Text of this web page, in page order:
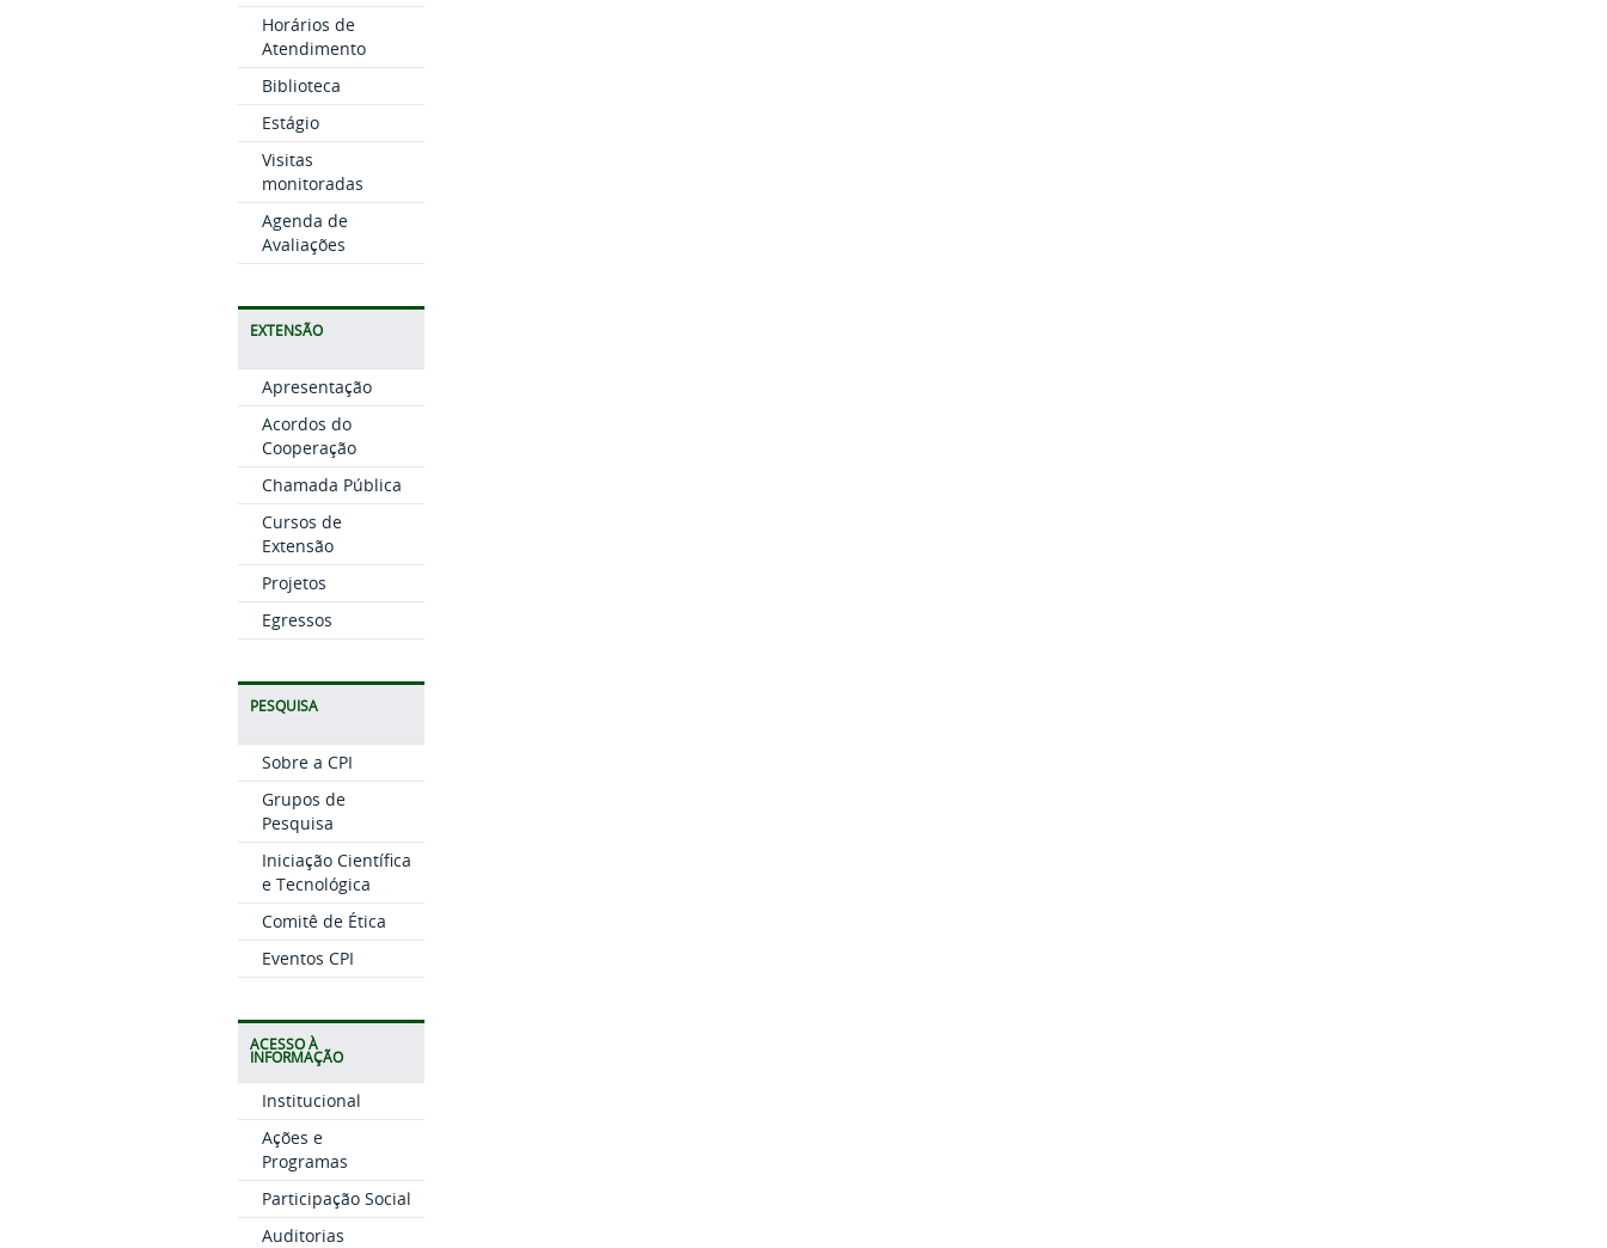
Horários de
Atendimento
Biblioteca
Estágio
Visitas
monitoradas
Agenda de
Avaliações
EXTENSÃO
Apresentação
Acordos do
Cooperação
Chamada Pública
Cursos de
Extensão
Projetos
Egressos
PESQUISA
Sobre a CPI
Grupos de
Pesquisa
Iniciação Científica
e Tecnológica
Comitê de Ética
Eventos CPI
ACESSO À
INFORMAÇÃO
Institucional
Ações e
Programas
Participação Social
Auditorias